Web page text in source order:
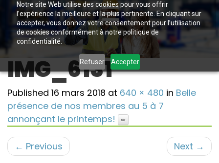
Notre site Web utilise des cookies pour vous offrir
l’expérience la meilleure et la plus pertinente. En cliquant sur
accepter, vous donnez votre consentement pour l’utilisation
de cookies conformément à notre politique de
confidentialité.
Refuser Accepter
IMG_6131
Published 16 mars 2018 at 640 × 480 in Belle
présence de nos membres au 5 à 7
annonçant le printemps!
← Previous Next →